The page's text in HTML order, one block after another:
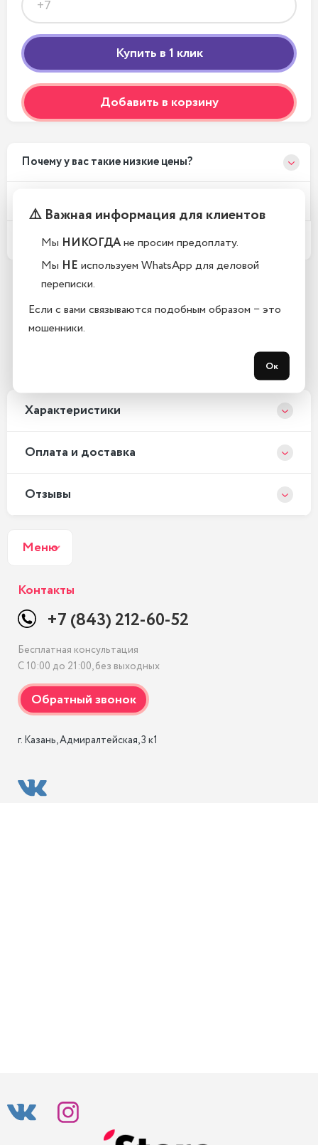
Добавить в корзину
Почему у вас такие низкие цены?
Какой срок гарантии?
Остались вопросы?
Xарактеристики
Оплата и доставка
Отзывы
Меню
Контакты
+7 (843) 212-60-52
Бесплатная консультация
С 10:00 до 21:00, без выходных
г. Казань, Адмиралтейская, 3 к1
⚠️ Важная информация для клиентов
Мы НИКОГДАне просим предоплату.
Мы НЕ используем WhatsApp для деловой
переписки.
Если с вами связываются подобным образом − это
мошенники.
Ок